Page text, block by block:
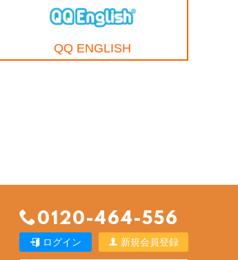
QQ ENGLISH
0120-464-556
ログイン 新規会員登録